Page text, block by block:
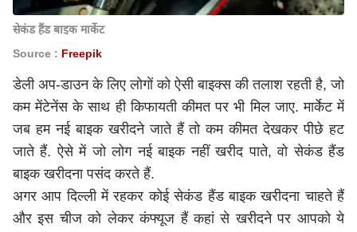
सेकंड हैंड बाइक मार्केट
Source : Freepik
डेली अप-डाउन के लिए लोगों को ऐसी बाइक्स की तलाश रहती है, जो
कम मेंटेनेंस के साथ ही किफायती कीमत पर भी मिल जाए. मार्केट में
जब हम नई बाइक खरीदने जाते हैं तो कम कीमत देखकर पीछे हट
जाते हैं. ऐसे में जो लोग नई बाइक नहीं खरीद पाते, वो सेकंड हैंड
बाइक खरीदना पसंद करते हैं.
अगर आप दिल्ली में रहकर कोई सेकंड हैंड बाइक खरीदना चाहते हैं
और इस चीज को लेकर कंफ्यूज हैं कहां से खरीदने पर आपको ये